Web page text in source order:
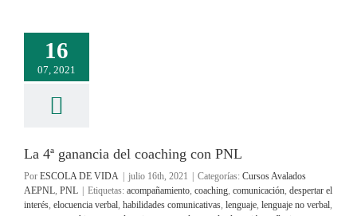
16
07, 2021
La 4ª ganancia del coaching con PNL
Por ESCOLA DE VIDA julio 16th, 2021 Categorías: Cursos Avalados
AEPNL, PNL Etiquetas: acompañamiento, coaching, comunicación, despertar el
interés, elocuencia verbal, habilidades comunicativas, lenguaje, lenguaje no verbal,